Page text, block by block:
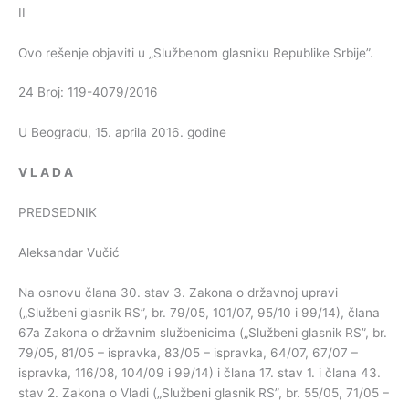
II
Ovo rešenje objaviti u „Službenom glasniku Republike Srbije”.
24 Broj: 119-4079/2016
U Beogradu, 15. aprila 2016. godine
V L A D A
PREDSEDNIK
Aleksandar Vučić
Na osnovu člana 30. stav 3. Zakona o državnoj upravi
(„Službeni glasnik RS”, br. 79/05, 101/07, 95/10 i 99/14), člana
67a Zakona o državnim službenicima („Službeni glasnik RS”, br.
79/05, 81/05 – ispravka, 83/05 – ispravka, 64/07, 67/07 –
ispravka, 116/08, 104/09 i 99/14) i člana 17. stav 1. i člana 43.
stav 2. Zakona o Vladi („Službeni glasnik RS”, br. 55/05, 71/05 –